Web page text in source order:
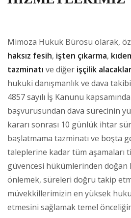
Mimoza Hukuk Bürosu olarak,
haksız fesih, işten çıkarma,
tazminatı ve diğer işçilik
hukuki danışmanlık ve dava
4857 sayılı İş Kanunu
başvurusundan dava sürecinin
kararı sonrası 10 günlük ihtar
başlatmama tazminatı ve boşta
taleplerine kadar tüm aşamaları
güvencesi hükümlerinden doğan
önlemek, süreleri doğru takip
müvekkillerimizin en yüksek
etmesini sağlamak temel